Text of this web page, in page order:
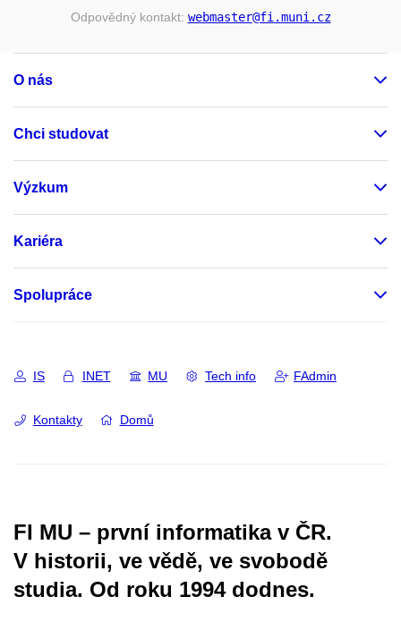
Odpovědný kontakt: webmaster@fi.muni.cz
O nás
Chci studovat
Výzkum
Kariéra
Spolupráce
IS INET MU Tech info FAdmin
Kontakty Domů
FI MU – první informatika v ČR.
V historii, ve vědě, ve svobodě
studia. Od roku 1994 dodnes.